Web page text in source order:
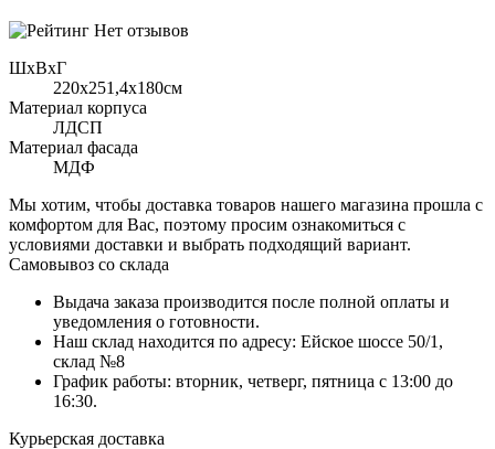
Нет отзывов
ШхВхГ
220x251,4х180см
Материал корпуса
ЛДСП
Материал фасада
МДФ
Мы хотим, чтобы доставка товаров нашего магазина прошла с
комфортом для Вас, поэтому просим ознакомиться с
условиями доставки и выбрать подходящий вариант.
Самовывоз со склада
Выдача заказа производится после полной оплаты и
уведомления о готовности.
Наш склад находится по адресу: Ейское шоссе 50/1,
склад №8
График работы: вторник, четверг, пятница с 13:00 до
16:30.
Курьерская доставка